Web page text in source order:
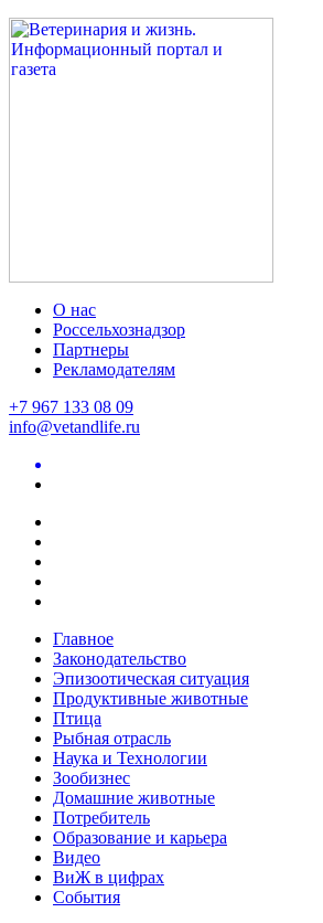
О нас
Россельхознадзор
Партнеры
Рекламодателям
+7 967 133 08 09
info@vetandlife.ru
Главное
Законодательство
Эпизоотическая ситуация
Продуктивные животные
Птица
Рыбная отрасль
Наука и Технологии
Зообизнес
Домашние животные
Потребитель
Образование и карьера
Видео
ВиЖ в цифрах
События